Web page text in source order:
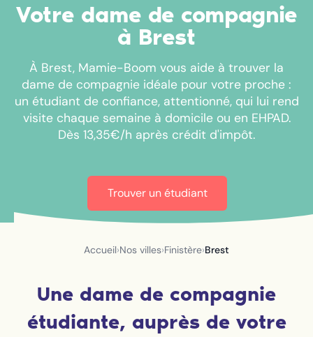
Votre dame de compagnie
à Brest
À Brest, Mamie-Boom vous aide à trouver la
dame de compagnie idéale pour votre proche :
un étudiant de confiance, attentionné, qui lui rend
visite chaque semaine à domicile ou en EHPAD.
Dès 13,35€/h après crédit d'impôt.
Trouver un étudiant
Accueil›Nos villes›Finistère›Brest
Une dame de compagnie
étudiante, auprès de votre